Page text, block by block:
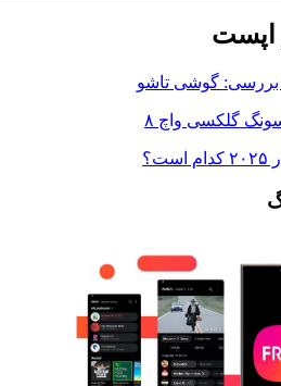
اپست
گلکسی واچ ۸